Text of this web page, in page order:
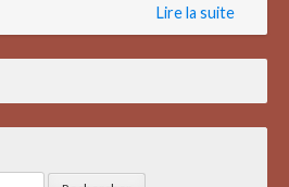
Lire la suite